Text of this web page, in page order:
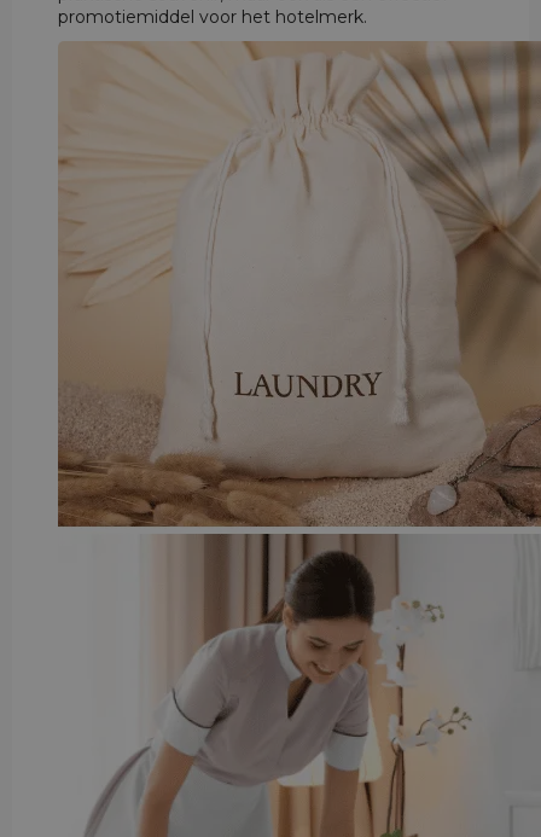
promotiemiddel voor het hotelmerk.